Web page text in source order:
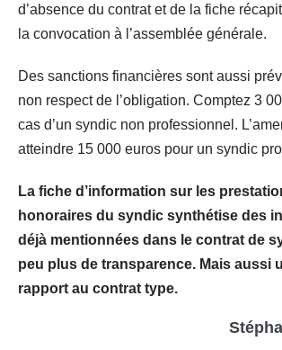
d’absence du contrat et de la fiche
la convocation à l’assemblée générale.
Des sanctions financières sont aussi
non respect de l’obligation. Comptez 3
cas d’un syndic non professionnel.
atteindre 15 000 euros pour un syndic
La fiche d’information sur les
honoraires du syndic synthétise des
déjà mentionnées dans le contrat de
peu plus de transparence. Mais aussi
rapport au contrat type.